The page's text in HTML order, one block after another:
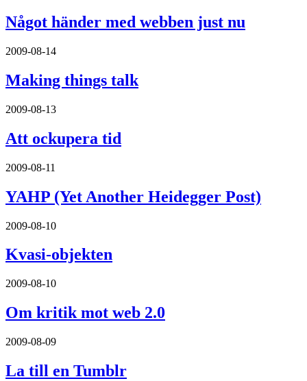
Något händer med webben just nu
2009-08-14
Making things talk
2009-08-13
Att ockupera tid
2009-08-11
YAHP (Yet Another Heidegger Post)
2009-08-10
Kvasi-objekten
2009-08-10
Om kritik mot web 2.0
2009-08-09
La till en Tumblr